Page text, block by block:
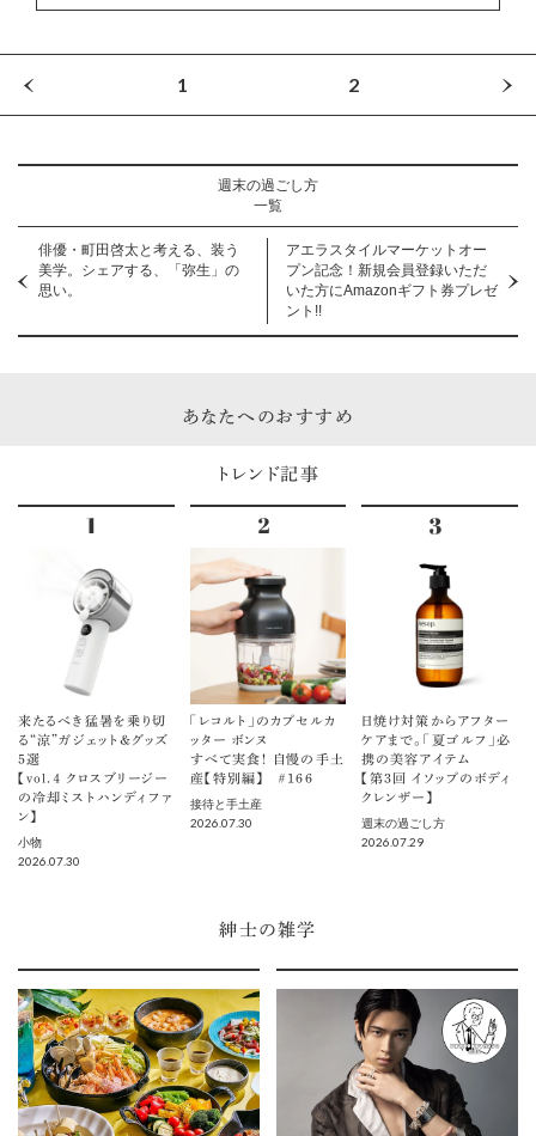
1 2
週末の過ごし方
一覧
俳優・町田啓太と考える、装う
美学。シェアする、「弥生」の
思い。
アエラスタイルマーケットオー
プン記念！新規会員登録いただ
いた方にAmazonギフト券プレゼ
ント!!
あなたへのおすすめ
トレンド記事
来たるべき猛暑を乗り切
る“涼”ガジェット＆グッズ
5選
【vol.４ クロスブリージー
の冷却ミストハンディファ
ン】
小物
2026.07.30
「レコルト」のカプセルカ
ッター ボンヌ
すべて実食！ 自慢の手土
産【特別編】 ＃166
接待と手土産
2026.07.30
日焼け対策からアフター
ケアまで。「夏ゴルフ」必
携の美容アイテム
【第3回 イソップのボディ
クレンザー】
週末の過ごし方
2026.07.29
紳士の雑学